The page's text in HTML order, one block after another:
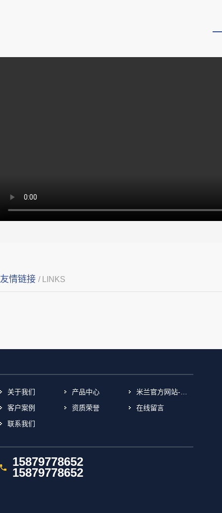
友情链接 / LINKS
关于我们 产品中心
客户案例
资质荣誉
在线留言
联系我们
15879778652
15879778652